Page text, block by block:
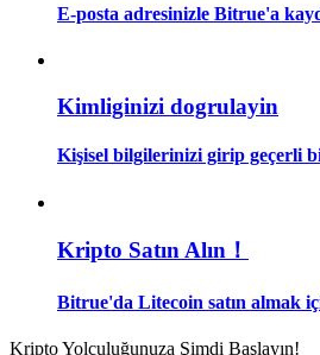
Ticaret bilgileri vb. dahil olmak
E-posta adresinizle Bitrue'a
Kimliginizi dogrulayin
Kişisel bilgilerinizi girip geçerli
Kripto Satın Alın！
Bitrue'da Litecoin satın almak
Kripto Yolculuğunuza Şimdi Başlayın!